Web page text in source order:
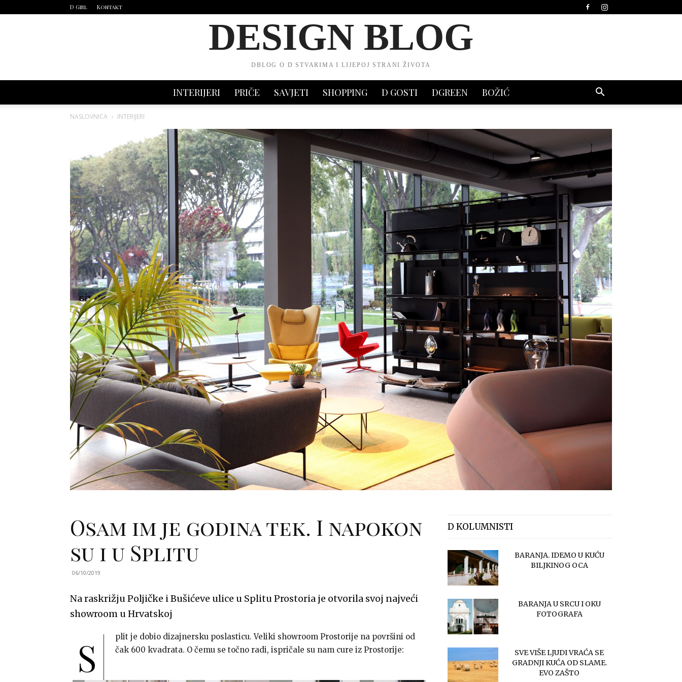
D Girl Kontakt
DESIGN BLOG
DBLOG O D STVARIMA I LIJEPOJ STRANI ŽIVOTA
INTERIJERI PRIČE SAVJETI SHOPPING D GOSTI DGREEN BOŽIĆ
NASLOVNICA INTERIJERI
Osam im je godina tek. I napokon
su i u Splitu
06/10/2019
Na raskrižju Poljičke i Bušićeve ulice u Splitu Prostoria je otvorila svoj najveći
showroom u Hrvatskoj
S
plit je dobio dizajnersku poslasticu. Veliki showroom Prostorije na površini od
čak 600 kvadrata. O čemu se točno radi, ispričale su nam cure iz Prostorije:
D KOLUMNISTI
BARANJA. IDEMO U KUĆU
BILJKINOG OCA
BARANJA U SRCU I OKU
FOTOGRAFA
SVE VIŠE LJUDI VRAĆA SE
GRADNJI KUĆA OD SLAME.
EVO ZAŠTO